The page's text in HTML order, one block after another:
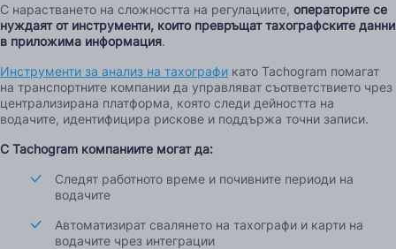
С нарастването на сложността на регулациите, операторите се
нуждаят от инструменти, които превръщат тахографските данни
в приложима информация.
Инструменти за анализ на тахографи като Tachogram помагат
на транспортните компании да управляват съответствието чрез
централизирана платформа, която следи дейността на
водачите, идентифицира рискове и поддържа точни записи.
С Tachogram компаниите могат да:
Следят работното време и почивните периоди на
водачите
Автоматизират свалянето на тахографи и карти на
водачите чрез интеграции